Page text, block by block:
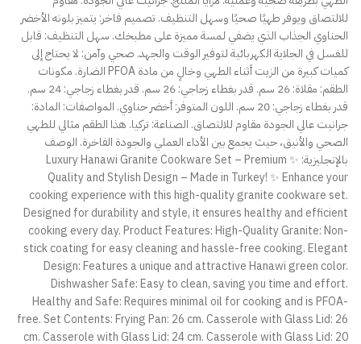
للالتصاق ويوفر طهيًا صحيًا وسهل التنظيف. تصميم فاخر: يتميز بلونه الأخضر
الحناوي الجذاب الذي يضفي لمسة مميزة على مطبخك. سهل التنظيف: قابل
للغسل في الجلاية الكهربائية لتوفير الوقت والجهد. صحي وآمن: لا يحتاج إلى
كميات كبيرة من الزيت أثناء الطهي وخالٍ من مادة PFOA الضارة. مكونات
الطقم: مقلاة: 26 سم. قدر بغطاء زجاجي: 26 سم. قدر بغطاء زجاجي: 24 سم.
قدر بغطاء زجاجي: 20 سم. اللون المتوفر: أخضر حناوي. المواصفات: المادة:
جرانيت عالي الجودة مقاوم للالتصاق. الصناعة: تركيا. هذا الطقم مثالي للطهي
الصحي والأنيق، حيث يجمع بين الأداء العملي والجودة الفاخرة. الوصف
بالإنجليزية: ✨ Luxury Hanawi Granite Cookware Set – Premium
Quality and Stylish Design – Made in Turkey! ✨ Enhance your
cooking experience with this high-quality granite cookware set.
Designed for durability and style, it ensures healthy and efficient
cooking every day. Product Features: High-Quality Granite: Non-
stick coating for easy cleaning and hassle-free cooking. Elegant
Design: Features a unique and attractive Hanawi green color.
Dishwasher Safe: Easy to clean, saving you time and effort.
Healthy and Safe: Requires minimal oil for cooking and is PFOA-
free. Set Contents: Frying Pan: 26 cm. Casserole with Glass Lid: 26
cm. Casserole with Glass Lid: 24 cm. Casserole with Glass Lid: 20